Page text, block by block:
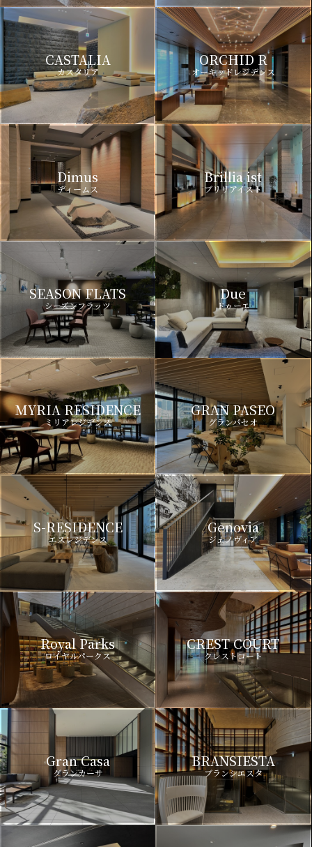
CASTALIA
カスタリア
ORCHID R
オーキッドレジデンス
Dimus
ディームス
Brillia ist
ブリリアイスト
SEASON FLATS
シーズンフラッツ
Due
ドゥーエ
MYRIA RESIDENCE
ミリアレジデンス
GRAN PASEO
グランパセオ
S-RESIDENCE
エスレジデンス
Genovia
ジェノヴィア
Royal Parks
ロイヤルパークス
CREST COURT
クレストコート
Gran Casa
グランカーサ
BRANSIESTA
ブランシエスタ